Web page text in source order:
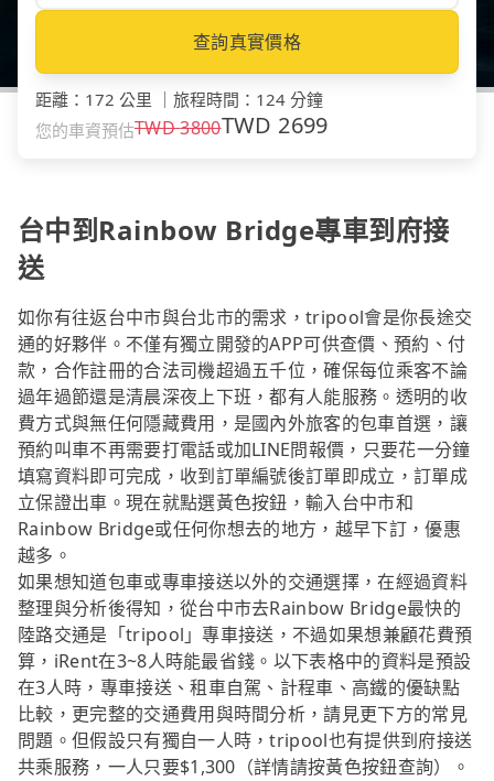
查詢真實價格
距離 ： 172 公里 旅程時間 ： 124 分鐘
您的車資預估TWD3800TWD 2699
台中到Rainbow Bridge專車到府接
送
如你有往返台中市與台北市的需求，tripool會是你長途交
通的好夥伴。不僅有獨立開發的APP可供查價、預約、付
款，合作註冊的合法司機超過五千位，確保每位乘客不論
過年過節還是清晨深夜上下班，都有人能服務。透明的收
費方式與無任何隱藏費用，是國內外旅客的包車首選，讓
預約叫車不再需要打電話或加LINE問報價，只要花一分鐘
填寫資料即可完成，收到訂單編號後訂單即成立，訂單成
立保證出車。現在就點選黃色按鈕，輸入台中市和
Rainbow Bridge或任何你想去的地方，越早下訂，優惠
越多。
如果想知道包車或專車接送以外的交通選擇，在經過資料
整理與分析後得知，從台中市去Rainbow Bridge最快的
陸路交通是「tripool」專車接送，不過如果想兼顧花費預
算，iRent在3~8人時能最省錢。以下表格中的資料是預設
在3人時，專車接送、租車自駕、計程車、高鐵的優缺點
比較，更完整的交通費用與時間分析，請見更下方的常見
問題。但假設只有獨自一人時，tripool也有提供到府接送
共乘服務，一人只要$1,300（詳情請按黃色按鈕查詢）。